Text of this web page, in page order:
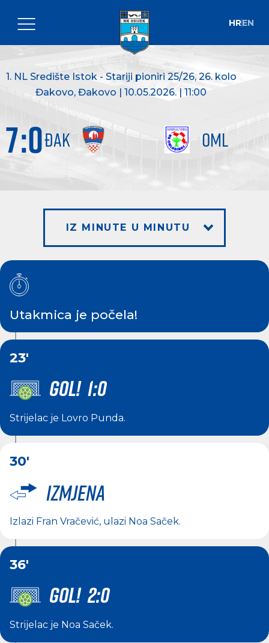
HREN
1. NL Središte Istok - Stariji pioniri 25/26, 26. kolo
Đakovo, Đakovo | 10.05.2026. | 11:00
ĐAK OML
7:0
IZ MINUTE U MINUTU
Utakmica je počela!
23'
GOL! 1:0
Strijelac je Lovro Punda.
30'
Izmjena
Izlazi Fran Vračević, ulazi Noa Saček.
36'
GOL! 2:0
Strijelac je Noa Saček.